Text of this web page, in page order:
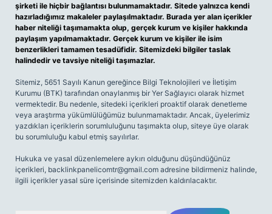
şirketi ile hiçbir bağlantısı bulunmamaktadır. Sitede yalnızca kendi
hazırladığımız makaleler paylaşılmaktadır. Burada yer alan içerikler
haber niteliği taşımamakta olup, gerçek kurum ve kişiler hakkında
paylaşım yapılmamaktadır. Gerçek kurum ve kişiler ile isim
benzerlikleri tamamen tesadüfidir. Sitemizdeki bilgiler taslak
halindedir ve tavsiye niteliği taşımazlar.
Sitemiz, 5651 Sayılı Kanun gereğince Bilgi Teknolojileri ve İletişim
Kurumu (BTK) tarafından onaylanmış bir Yer Sağlayıcı olarak hizmet
vermektedir. Bu nedenle, sitedeki içerikleri proaktif olarak denetleme
veya araştırma yükümlülüğümüz bulunmamaktadır. Ancak, üyelerimiz
yazdıkları içeriklerin sorumluluğunu taşımakta olup, siteye üye olarak
bu sorumluluğu kabul etmiş sayılırlar.
Hukuka ve yasal düzenlemelere aykırı olduğunu düşündüğünüz
içerikleri, backlinkpanelicomtr@gmail.com adresine bildirmeniz halinde,
ilgili içerikler yasal süre içerisinde sitemizden kaldırılacaktır.